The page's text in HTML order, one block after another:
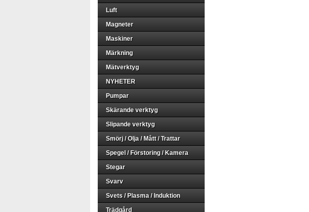
Luft
Magneter
Maskiner
Märkning
Mätverktyg
NYHETER
Pumpar
Skärande verktyg
Slipande verktyg
Smörj / Olja / Mått / Trattar
Spegel / Förstoring / Kamera
Stegar
Svarv
Svets / Plasma / Induktion
Trädgård